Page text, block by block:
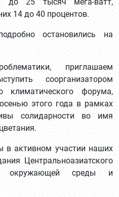
14 до 40 процентов.
остановились на
приглашаем
соорганизатором
климатического форума,
этого года в рамках
солидарности во имя
в активном участии наших
Центральноазиатского
окружающей среды и